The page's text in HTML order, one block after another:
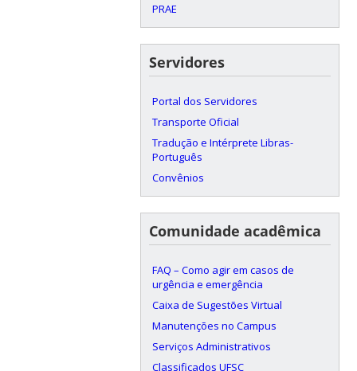
PRAE
Servidores
Portal dos Servidores
Transporte Oficial
Tradução e Intérprete Libras-
Português
Convênios
Comunidade acadêmica
FAQ – Como agir em casos de
urgência e emergência
Caixa de Sugestões Virtual
Manutenções no Campus
Serviços Administrativos
Classificados UFSC